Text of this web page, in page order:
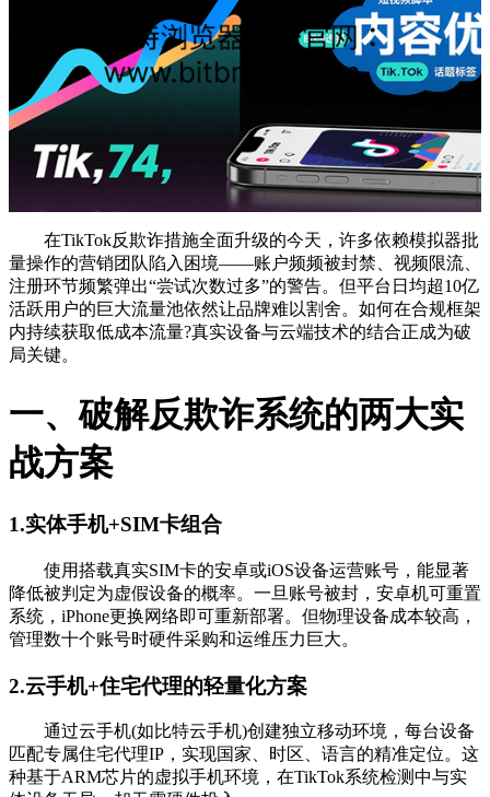
在TikTok反欺诈措施全面升级的今天，许多依赖模拟器批
量操作的营销团队陷入困境——账户频频被封禁、视频限流、
注册环节频繁弹出“尝试次数过多”的警告。但平台日均超10亿
活跃用户的巨大流量池依然让品牌难以割舍。如何在合规框架
内持续获取低成本流量?真实设备与云端技术的结合正成为破
局关键。
一、破解反欺诈系统的两大实
战方案
1.实体手机+SIM卡组合
使用搭载真实SIM卡的安卓或iOS设备运营账号，能显著
降低被判定为虚假设备的概率。一旦账号被封，安卓机可重置
系统，iPhone更换网络即可重新部署。但物理设备成本较高，
管理数十个账号时硬件采购和运维压力巨大。
2.云手机+住宅代理的轻量化方案
通过云手机(如比特云手机)创建独立移动环境，每台设备
匹配专属住宅代理IP，实现国家、时区、语言的精准定位。这
种基于ARM芯片的虚拟手机环境，在TikTok系统检测中与实